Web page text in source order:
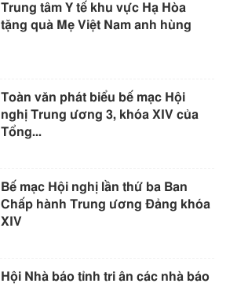
Trung tâm Y tế khu vực Hạ Hòa
tặng quà Mẹ Việt Nam anh hùng
Toàn văn phát biểu bế mạc Hội
nghị Trung ương 3, khóa XIV của
Tổng...
Bế mạc Hội nghị lần thứ ba Ban
Chấp hành Trung ương Đảng khóa
XIV
Hội Nhà báo tỉnh tri ân các nhà báo